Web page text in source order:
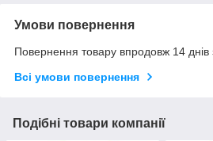
Умови повернення
Повернення товару впродовж 14 днів
Всі умови повернення
Подібні товари компанії